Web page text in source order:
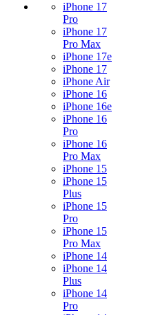
iPhone 17
Pro
iPhone 17
Pro Max
iPhone 17e
iPhone 17
iPhone Air
iPhone 16
iPhone 16e
iPhone 16
Pro
iPhone 16
Pro Max
iPhone 15
iPhone 15
Plus
iPhone 15
Pro
iPhone 15
Pro Max
iPhone 14
iPhone 14
Plus
iPhone 14
Pro